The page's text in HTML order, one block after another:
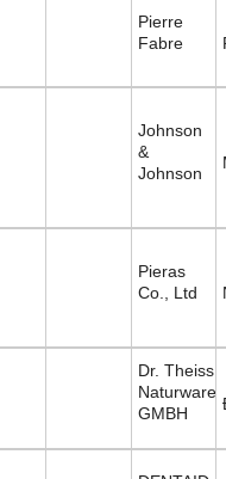
Pierre
Fabre
Johnson
&
Johnson
Pieras
Co., Ltd
Dr. Theiss
Naturwaren
GMBH